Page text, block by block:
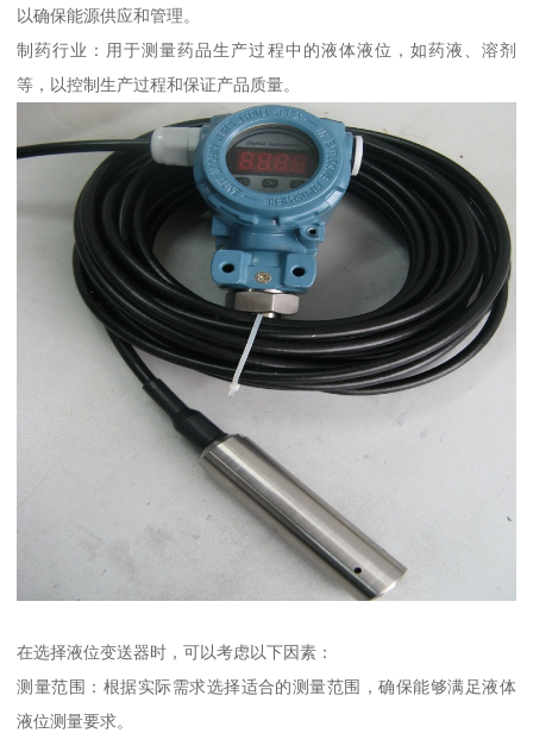
以确保能源供应和管理。
制药行业：用于测量药品生产过程中的液体液位，如药液、溶剂
等，以控制生产过程和保证产品质量。
在选择液位变送器时，可以考虑以下因素：
测量范围：根据实际需求选择适合的测量范围，确保能够满足液体
液位测量要求。